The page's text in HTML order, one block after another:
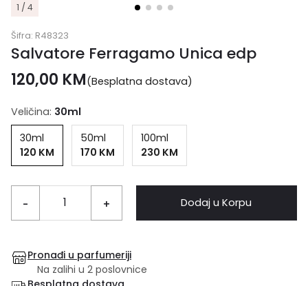
1 / 4
Šifra: R48323
Salvatore Ferragamo Unica edp
120,00 KM(Besplatna dostava)
Veličina: 30ml
30ml
120 KM
50ml
170 KM
100ml
230 KM
- + Dodaj u Korpu
Pronađi u parfumeriji
Na zalihi u 2 poslovnice